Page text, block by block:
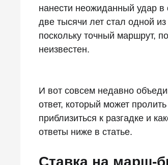
нанести неожиданный удар в
две тысячи лет стал одной
поскольку точный маршрут,
неизвестен.
И вот совсем недавно
ответ, который может
приблизиться к разгадке и
ответы ниже в статье.
Ставка на марш-